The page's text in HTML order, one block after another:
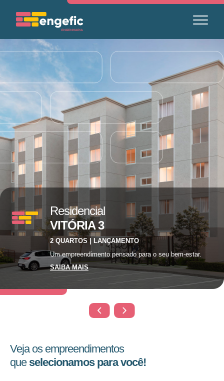
Residencial
VITÓRIA 3
2 QUARTOS | LANÇAMENTO
Um empreendimento pensado para o seu bem-estar.
SAIBA MAIS
Veja os empreendimentos
que selecionamos para você!